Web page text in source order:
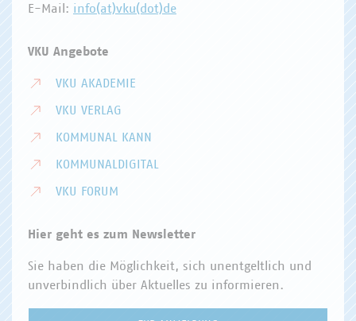
E-Mail: info(at)vku(dot)de
VKU Angebote
VKU AKADEMIE
VKU VERLAG
KOMMUNAL KANN
KOMMUNALDIGITAL
VKU FORUM
Hier geht es zum Newsletter
Sie haben die Möglichkeit, sich unentgeltlich und
unverbindlich über Aktuelles zu informieren.